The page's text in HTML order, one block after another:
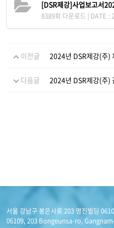
[DSR제강]사업보고서
8389회 다운로드 | DATE :
이전글 2024년 DSR제강(주)
다음글 2024년 DSR제강(주)
서울 강남구 봉은사로 203 명진빌딩
06109, 203 Bongeunsa-ro,